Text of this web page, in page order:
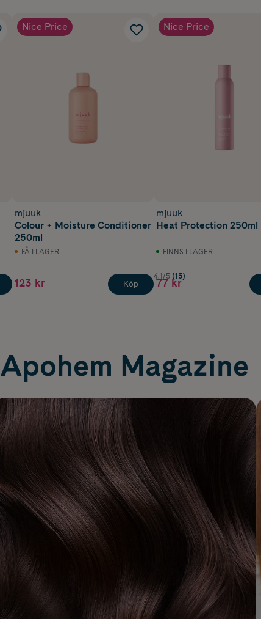
Nice Price
mjuuk
Colour + Moisture Conditioner
250ml
FÅ I LAGER
123 kr Köp
Nice Price
mjuuk
Heat Protection 250ml
FINNS I LAGER
4.1/5 (15)
77 kr
Apohem Magazine